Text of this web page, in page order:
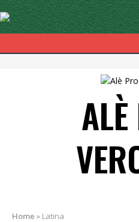
Home » Latina